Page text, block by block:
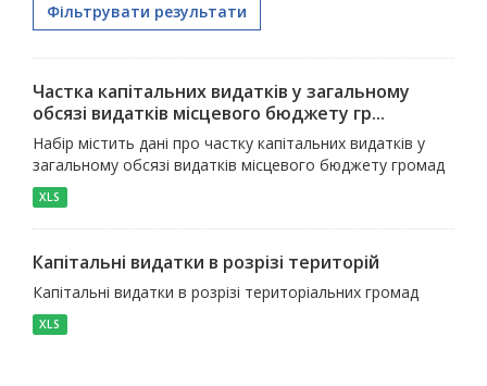
Фільтрувати результати
Частка капітальних видатків у загальному
обсязі видатків місцевого бюджету гр...
Набір містить дані про частку капітальних видатків у
загальному обсязі видатків місцевого бюджету громад
XLS
Капітальні видатки в розрізі територій
Капітальні видатки в розрізі територіальних громад
XLS